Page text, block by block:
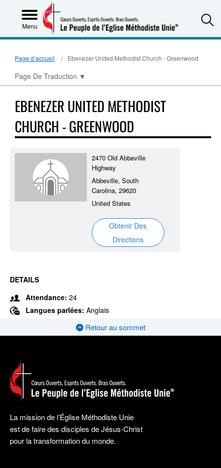
Menu
Page d’accueil Ebenezer United Methodist Church - Greenwood
Page De Traduction ▼
EBENEZER UNITED METHODIST
CHURCH - GREENWOOD
2470 Old Abbeville
Highway
Abbeville, South
Carolina, 29620
United States
Obtenir Des
Directions
DETAILS
Attendance: 24
Langues parlées: Anglais
Retour au sommet
La mission de l’Église Méthodiste Unie
est de faire des disciples de Jésus-Christ
pour la transformation du monde.